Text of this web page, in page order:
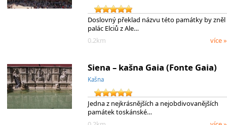
Doslovný překlad názvu této památky by zněl
palác Elciů z Ale…
0.2km
více »
Siena – kašna Gaia (Fonte Gaia)
Kašna
Jedna z nejkrásnějších a nejobdivovanějších
památek toskánské…